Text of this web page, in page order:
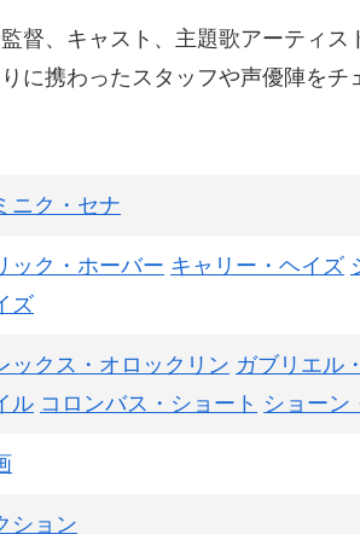
督、キャスト、主題歌アーティ
に携わったスタッフや声優陣をチ
ニク・セナ
ック・ホーバー キャリー・ヘイズ
ズ
ックス・オロックリン ガブリエル
ル コロンバス・ショート ショーン
ション